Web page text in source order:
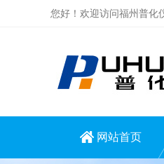
您好！欢迎访问福州普化
网站首页